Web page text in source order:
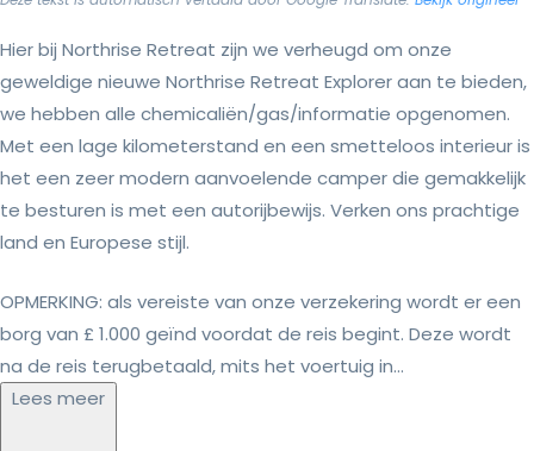
Hier bij Northrise Retreat zijn we verheugd om onze
geweldige nieuwe Northrise Retreat Explorer aan te bieden,
we hebben alle chemicaliën/gas/informatie opgenomen.
Met een lage kilometerstand en een smetteloos interieur is
het een zeer modern aanvoelende camper die gemakkelijk
te besturen is met een autorijbewijs. Verken ons prachtige
land en Europese stijl.
OPMERKING: als vereiste van onze verzekering wordt er een
borg van £ 1.000 geïnd voordat de reis begint. Deze wordt
na de reis terugbetaald, mits het voertuig in...
Lees meer